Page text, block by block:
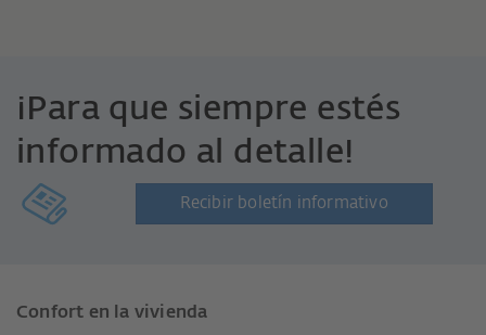
¡Para que siempre estés
informado al detalle!
Recibir boletín informativo
Confort en la vivienda